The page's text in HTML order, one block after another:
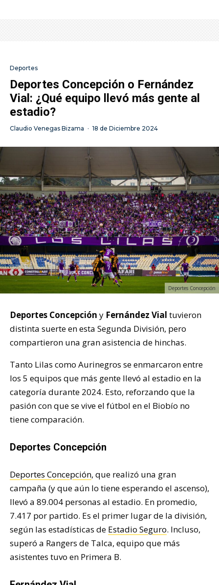
Deportes
Deportes Concepción o Fernández
Vial: ¿Qué equipo llevó más gente al
estadio?
Claudio Venegas Bizama · 18 de Diciembre 2024
Deportes Concepción
Deportes Concepción y Fernández Vial tuvieron
distinta suerte en esta Segunda División, pero
compartieron una gran asistencia de hinchas.
Tanto Lilas como Aurinegros se enmarcaron entre
los 5 equipos que más gente llevó al estadio en la
categoría durante 2024. Esto, reforzando que la
pasión con que se vive el fútbol en el Biobío no
tiene comparación.
Deportes Concepción
Deportes Concepción, que realizó una gran
campaña (y que aún lo tiene esperando el ascenso),
llevó a 89.004 personas al estadio. En promedio,
7.417 por partido. Es el primer lugar de la división,
según las estadísticas de Estadio Seguro. Incluso,
superó a Rangers de Talca, equipo que más
asistentes tuvo en Primera B.